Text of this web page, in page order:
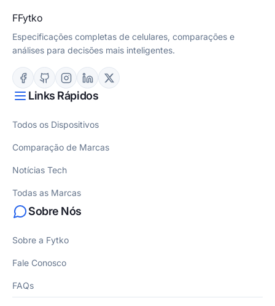
FFytko
Especificações completas de celulares, comparações e
análises para decisões mais inteligentes.
Links Rápidos
Todos os Dispositivos
Comparação de Marcas
Notícias Tech
Todas as Marcas
Sobre Nós
Sobre a Fytko
Fale Conosco
FAQs